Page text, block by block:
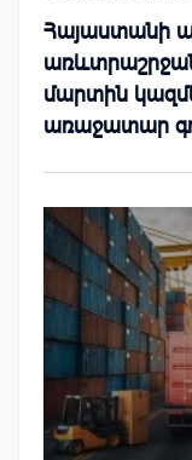
Հայաստանի
մարտին
առաջատար